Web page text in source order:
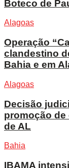
Boteco de
Alagoas
Operação
clandestino
Bahia e em
Alagoas
Decisão
promoção
de AL
Bahia
IBAMA